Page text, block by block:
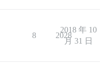
8 2028
2018 年 10
月 31 日